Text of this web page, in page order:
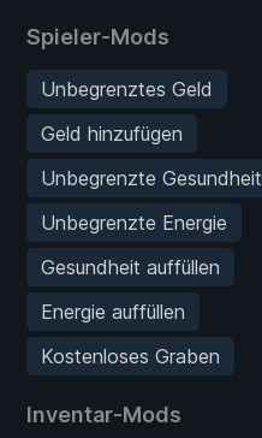
Spieler-Mods
Unbegrenztes Geld
Geld hinzufügen
Unbegrenzte Gesundheit
Unbegrenzte Energie
Gesundheit auffüllen
Energie auffüllen
Kostenloses Graben
Inventar-Mods